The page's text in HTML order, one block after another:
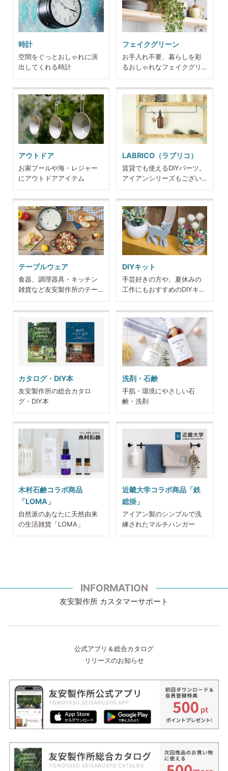
時計
空間をぐっとおしゃれに演
出してくれる時計
フェイクグリーン
お手入れ不要、暮らしを彩
るおしゃれなフェイクグリ
ーン
アウトドア
お家プールや海・レジャー
にアウトドアアイテム
LABRICO（ラブリコ）
賃貸でも使えるDIYパーツ。
アイアンシリーズもござい
ます
テーブルウェア
食器、調理器具・キッチン
雑貨など友安製作所のテー
ブルウェア用品
DIYキット
手芸好きの方や、夏休みの
工作にもおすすめのDIYキッ
ト
カタログ・DIY本
友安製作所の総合カタロ
グ・DIY本
洗剤・石鹸
手肌・環境にやさしい石
鹸・洗剤
木村石鹸コラボ商品
「LOMA」
自然派のあなたに天然由来
の生活雑貨「LOMA」
近畿大学コラボ商品「鉄
総掛」
アイアン製のシンプルで洗
練されたマルチハンガー
INFORMATION
友安製作所 カスタマーサポート
公式アプリ＆総合カタログ
リリースのお知らせ